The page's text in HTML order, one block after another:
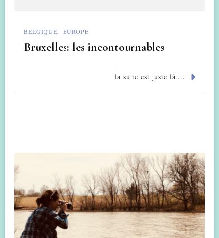
BELGIQUE EUROPE
Bruxelles: les incontournables
la suite est juste là....